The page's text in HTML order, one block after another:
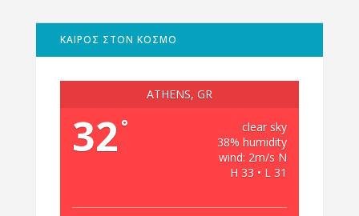
ΚΑΙΡΟΣ ΣΤΟΝ ΚΟΣΜΟ
ATHENS, GR
32 °
clear sky
38% humidity
wind: 2m/s N
H 33 • L 31